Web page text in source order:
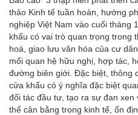
thảo Kinh tế tuần hoàn, hướng
nghiệp Việt Nam vào cuối tháng
khẩu có vai trò quan trọng trong
hoá, giao lưu văn hóa của cư
mối quan hệ hữu nghị, hợp tác,
đường biên giới. Đặc biệt, thông
cửa khẩu có ý nghĩa đặc biệt
đối tác đầu tư, tạo ra sự đan
thế cân bằng trong kinh tế, ổn